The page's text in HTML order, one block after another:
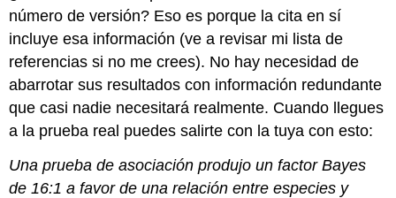
número de versión? Eso es porque la cita en sí
incluye esa información (ve a revisar mi lista de
referencias si no me crees). No hay necesidad de
abarrotar sus resultados con información redundante
que casi nadie necesitará realmente. Cuando llegues
a la prueba real puedes salirte con la tuya con esto:
Una prueba de asociación produjo un factor Bayes
de 16:1 a favor de una relación entre especies y